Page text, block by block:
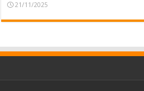
21/11/2025